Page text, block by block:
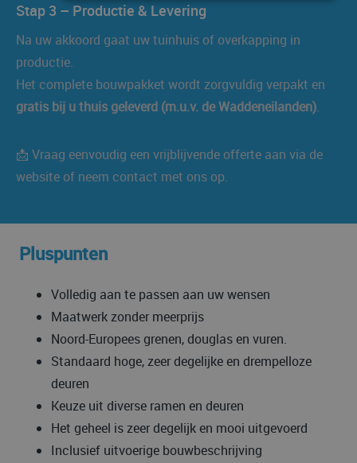
Stap 3 – Productie & Levering
Na uw akkoord gaat uw tuinhuis of overkapping in
productie.
Het complete bouwpakket wordt zorgvuldig verpakt en
gratis bij u thuis geleverd (m.u.v. de Waddeneilanden).
📩 Vraag eenvoudig een vrijblijvende offerte aan via de
website of neem contact met ons op.
Pluspunten
Volledig aan te passen aan uw wensen
Maatwerk zonder meerprijs
Noord-Europees grenen, douglas en vuren.
Standaard hoge, zeer degelijke en drempelloze
deuren
Keuze uit diverse ramen en deuren
Het geheel is zeer degelijk en mooi uitgevoerd
Inclusief uitvoerige bouwbeschrijving